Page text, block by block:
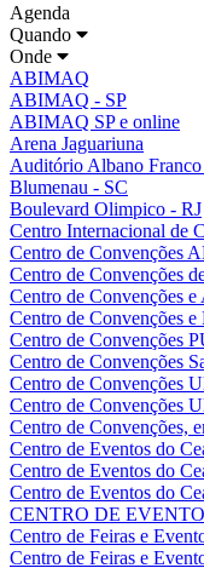
Agenda
Quando
Onde
ABIMAQ
ABIMAQ - SP
ABIMAQ SP e online
Arena Jaguariuna
Auditório Albano
Blumenau - SC
Boulevard Olimpico - RJ
Centro Internacional de
Centro de Convenções
Centro de Convenções
Centro de Convenções
Centro de Convenções
Centro de Convenções
Centro de Convenções
Centro de Convenções
Centro de Convenções
Centro de Convenções,
Centro de Eventos do
Centro de Eventos do
Centro de Eventos do
CENTRO DE
Centro de Feiras e
Centro de Feiras e